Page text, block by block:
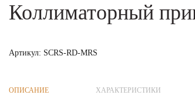
Коллиматорный
Артикул: SCRS-RD-MRS
ОПИСАНИЕ ХАРАКТЕРИСТИКИ